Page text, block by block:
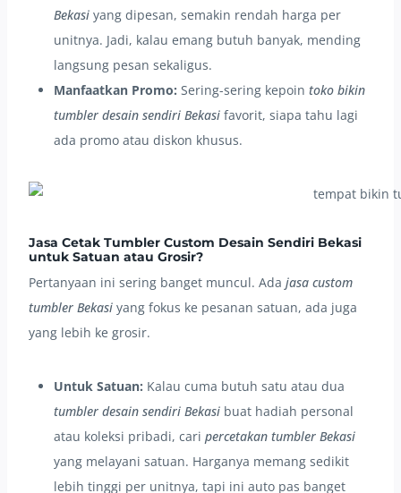
Bekasi yang dipesan, semakin rendah harga per
unitnya. Jadi, kalau emang butuh banyak, mending
langsung pesan sekaligus.
Manfaatkan Promo: Sering-sering kepoin toko bikin
tumbler desain sendiri Bekasi favorit, siapa tahu lagi
ada promo atau diskon khusus.
Jasa Cetak Tumbler Custom Desain Sendiri Bekasi
untuk Satuan atau Grosir?
Pertanyaan ini sering banget muncul. Ada jasa custom
tumbler Bekasi yang fokus ke pesanan satuan, ada juga
yang lebih ke grosir.
Untuk Satuan: Kalau cuma butuh satu atau dua
tumbler desain sendiri Bekasi buat hadiah personal
atau koleksi pribadi, cari percetakan tumbler Bekasi
yang melayani satuan. Harganya memang sedikit
lebih tinggi per unitnya, tapi ini auto pas banget